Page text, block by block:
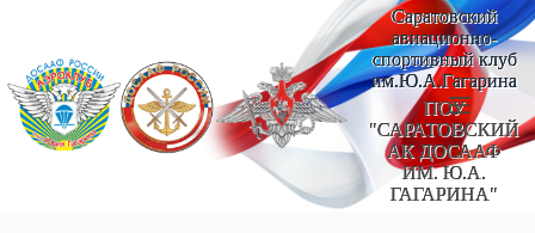
Саратовский
авиационно-
спортивный клуб
им.Ю.А.Гагарина
ПОУ
"САРАТОВСКИЙ
АК ДОСААФ
ИМ. Ю.А.
ГАГАРИНА"